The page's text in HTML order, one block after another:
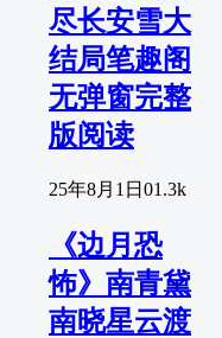
尽长安雪大
结局笔趣阁
无弹窗完整
版阅读
25年8月1日 01.3k
《边月恐
怖》南青黛
南晓星云渡